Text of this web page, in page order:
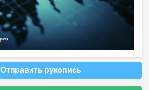
Отправить рукопись